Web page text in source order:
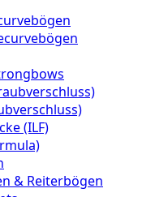
(ILF)
& Reiterbögen